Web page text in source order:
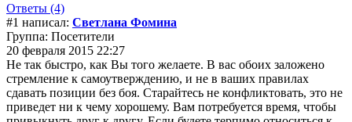
Ответы (4)
#1 написал: Светлана Фомина
Группа: Посетители
20 февраля 2015 22:27
Не так быстро, как Вы того желаете. В вас обоих заложено
стремление к самоутверждению, и не в ваших правилах
сдавать позиции без боя. Старайтесь не конфликтовать, это не
приведет ни к чему хорошему. Вам потребуется время, чтобы